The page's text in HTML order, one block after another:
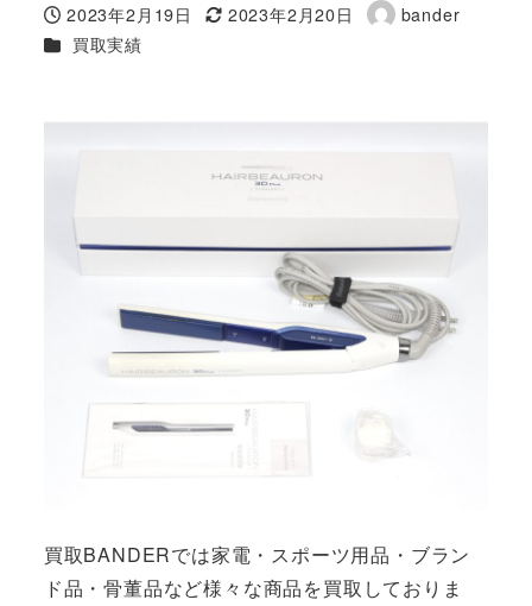
投稿日
2023年2月19日
更新日
2023年2月20日
著
bander
カテゴリー
買取実績
買取BANDERでは家電・スポーツ用品・ブラン
ド品・骨董品など様々な商品を買取しておりま